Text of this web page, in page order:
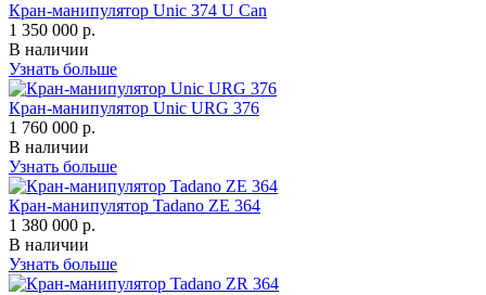
Кран-манипулятор Unic 374 U Can
1 350 000 р.
В наличии
Узнать больше
Кран-манипулятор Unic URG 376
1 760 000 р.
В наличии
Узнать больше
Кран-манипулятор Tadano ZE 364
1 380 000 р.
В наличии
Узнать больше